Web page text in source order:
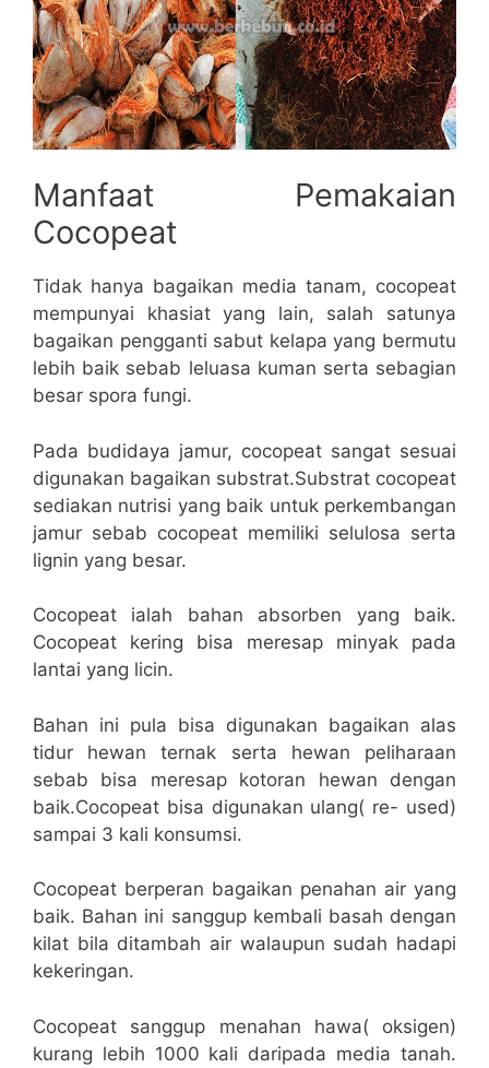
Manfaat Pemakaian
Cocopeat
Tidak hanya bagaikan media tanam, cocopeat
mempunyai khasiat yang lain, salah satunya
bagaikan pengganti sabut kelapa yang bermutu
lebih baik sebab leluasa kuman serta sebagian
besar spora fungi.
Pada budidaya jamur, cocopeat sangat sesuai
digunakan bagaikan substrat.Substrat cocopeat
sediakan nutrisi yang baik untuk perkembangan
jamur sebab cocopeat memiliki selulosa serta
lignin yang besar.
Cocopeat ialah bahan absorben yang baik.
Cocopeat kering bisa meresap minyak pada
lantai yang licin.
Bahan ini pula bisa digunakan bagaikan alas
tidur hewan ternak serta hewan peliharaan
sebab bisa meresap kotoran hewan dengan
baik.Cocopeat bisa digunakan ulang( re- used)
sampai 3 kali konsumsi.
Cocopeat berperan bagaikan penahan air yang
baik. Bahan ini sanggup kembali basah dengan
kilat bila ditambah air walaupun sudah hadapi
kekeringan.
Cocopeat sanggup menahan hawa( oksigen)
kurang lebih 1000 kali daripada media tanah.